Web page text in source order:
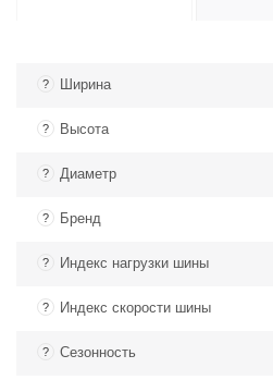
? Ширина
? Высота
? Диаметр
? Бренд
? Индекс нагрузки шины
? Индекс скорости шины
? Сезонность